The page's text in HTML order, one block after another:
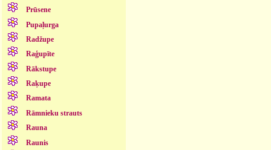
Prūsene
Pupaļurga
Radžupe
Raģupīte
Rākstupe
Raķupe
Ramata
Rāmnieku strauts
Rauna
Raunis